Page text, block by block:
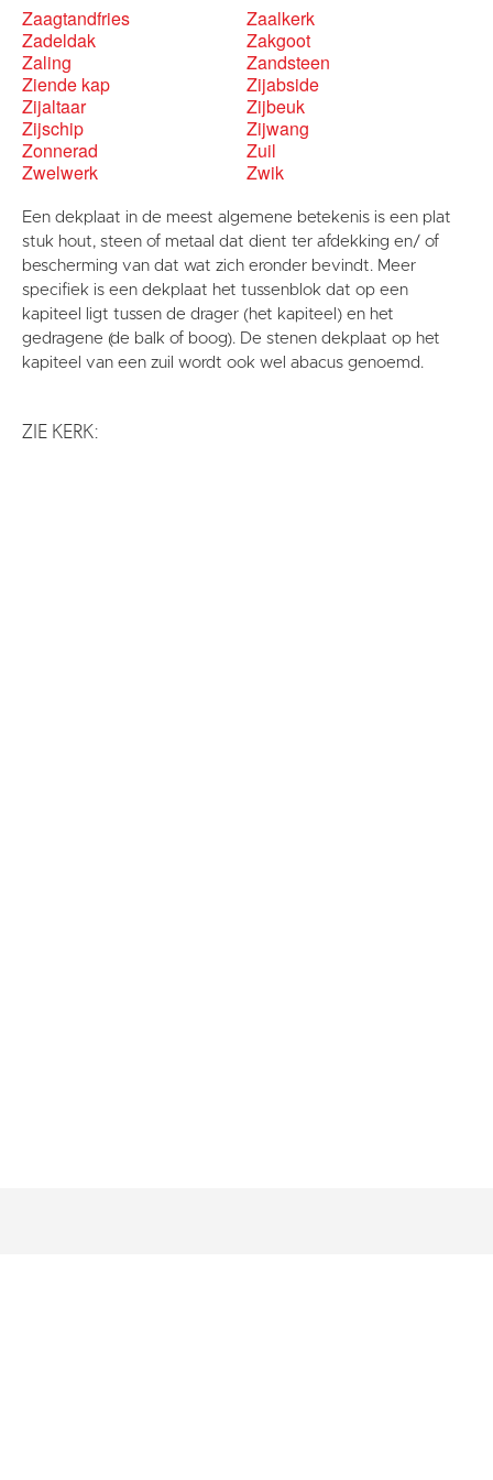
Zaagtandfries
Zaalkerk
Zadeldak
Zakgoot
Zaling
Zandsteen
Ziende kap
Zijabside
Zijaltaar
Zijbeuk
Zijschip
Zijwang
Zonnerad
Zuil
Zwelwerk
Zwik
Een dekplaat in de meest algemene betekenis is een plat
stuk hout, steen of metaal dat dient ter afdekking en/ of
bescherming van dat wat zich eronder bevindt. Meer
specifiek is een dekplaat het tussenblok dat op een
kapiteel ligt tussen de drager (het kapiteel) en het
gedragene (de balk of boog). De stenen dekplaat op het
kapiteel van een zuil wordt ook wel abacus genoemd.
ZIE KERK: